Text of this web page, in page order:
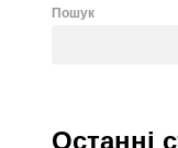
Пошук
Останні